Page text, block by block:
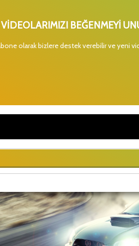
BEĞENMEYİ
olarak bizlere destek verebilir ve yeni